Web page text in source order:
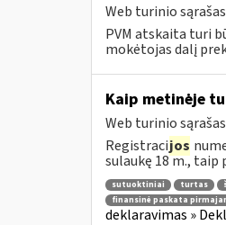
Web turinio sąrašas
PVM atskaita turi
mokėtojas dalį
Kaip metinėje
Web turinio sąrašas
Registracijos
sulaukę 18 m., taip
sutuoktiniai turtas
finansinė paskata
deklaravimas »